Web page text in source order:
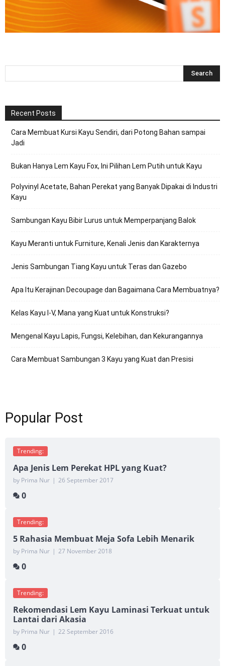
Recent Posts
Cara Membuat Kursi Kayu Sendiri, dari Potong Bahan sampai
Jadi
Bukan Hanya Lem Kayu Fox, Ini Pilihan Lem Putih untuk Kayu
Polyvinyl Acetate, Bahan Perekat yang Banyak Dipakai di Industri
Kayu
Sambungan Kayu Bibir Lurus untuk Memperpanjang Balok
Kayu Meranti untuk Furniture, Kenali Jenis dan Karakternya
Jenis Sambungan Tiang Kayu untuk Teras dan Gazebo
Apa Itu Kerajinan Decoupage dan Bagaimana Cara Membuatnya?
Kelas Kayu I-V, Mana yang Kuat untuk Konstruksi?
Mengenal Kayu Lapis, Fungsi, Kelebihan, dan Kekurangannya
Cara Membuat Sambungan 3 Kayu yang Kuat dan Presisi
Popular Post
Trending:
Apa Jenis Lem Perekat HPL yang Kuat?
by Prima Nur | 26 September 2017
0
Trending:
5 Rahasia Membuat Meja Sofa Lebih Menarik
by Prima Nur | 27 November 2018
0
Trending:
Rekomendasi Lem Kayu Laminasi Terkuat untuk
Lantai dari Akasia
by Prima Nur | 22 September 2016
0